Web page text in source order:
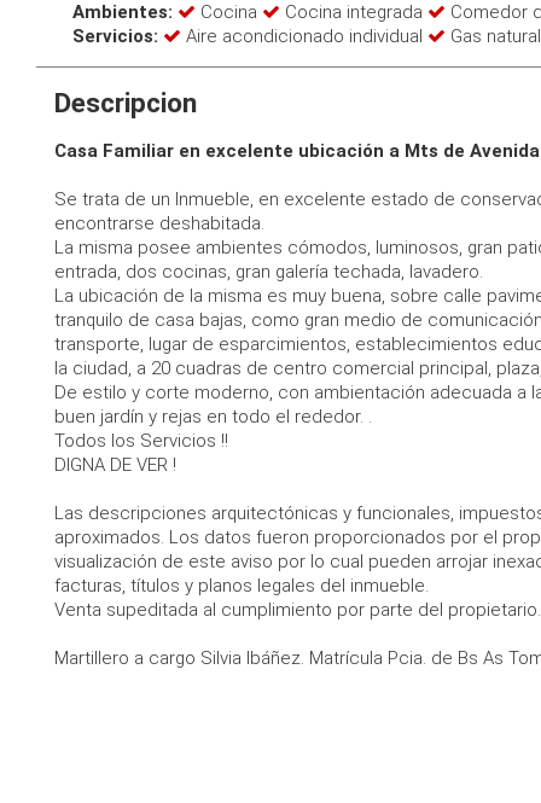
Ambientes: Cocina Cocina integrada
Comedor
Servicios:
Aire acondicionado individual Gas
Descripcion
Casa Familiar en excelente ubicación a Mts de Avenida
Se trata de un Inmueble, en excelente estado de
encontrarse deshabitada.
La misma posee ambientes cómodos, luminosos, gran
entrada, dos cocinas, gran galería techada, lavadero.
La ubicación de la misma es muy buena, sobre calle
tranquilo de casa bajas, como gran medio de
transporte, lugar de esparcimientos, establecimientos
la ciudad, a 20 cuadras de centro comercial principal,
De estilo y corte moderno, con ambientación adecuada
buen jardín y rejas en todo el rededor. .
Todos los Servicios !!
DIGNA DE VER !
Las descripciones arquitectónicas y funcionales,
aproximados. Los datos fueron proporcionados por el
visualización de este aviso por lo cual pueden arrojar
facturas, títulos y planos legales del inmueble.
Venta supeditada al cumplimiento por parte del propietario.
Martillero a cargo Silvia Ibáñez. Matrícula Pcia. de Bs As